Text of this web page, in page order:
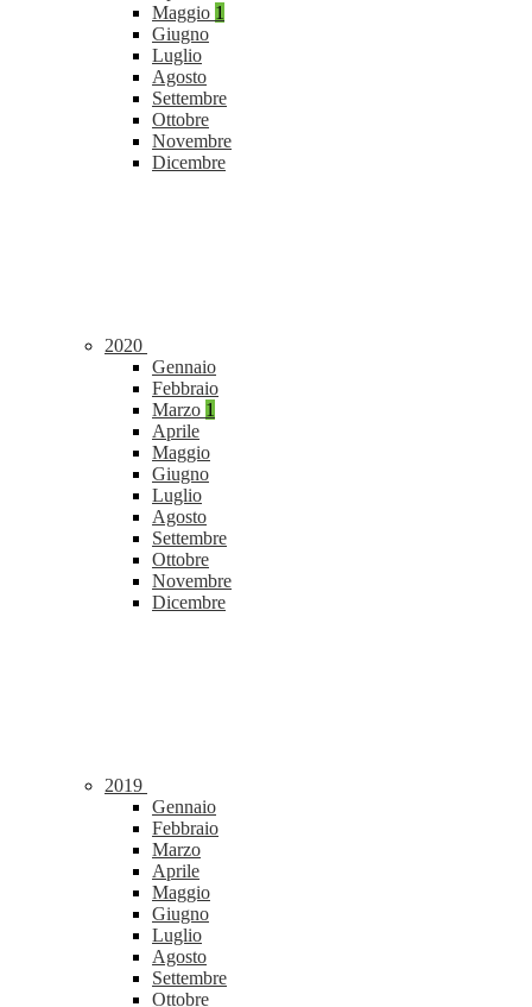
Maggio 1
Giugno
Luglio
Agosto
Settembre
Ottobre
Novembre
Dicembre
2020
Gennaio
Febbraio
Marzo 1
Aprile
Maggio
Giugno
Luglio
Agosto
Settembre
Ottobre
Novembre
Dicembre
2019
Gennaio
Febbraio
Marzo
Aprile
Maggio
Giugno
Luglio
Agosto
Settembre
Ottobre